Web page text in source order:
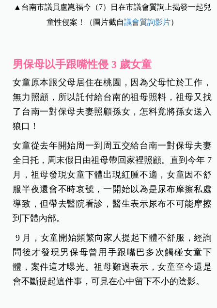
▲台南市議員盧崑福今（7）日在市議會質詢上揭發一起兒
童性侵案！（圖片截自議會質詢影片）
男保母以手跟嘴性侵 3 歲女童
女童原本跟父母居住在桃園，因為父母忙於工作，
無力照顧，所以託付給台南的祖母照料，祖母又找
了台南一對保母夫妻照顧孫女，怎料竟將孫女送入
狼口！
女童從去年開始周一到周五交給台南一對保母夫妻
全日托，周末假日由祖母帶回家裡照顧。直到今年 7
月，祖母發現女童下體出現紅腫不適，女童因不舒
服半夜還會不時哀號，一開始以為是尿布摩擦私處
導致，但帶去醫院看診，醫生表示尿布不可能摩擦
到下體內部。
9 月，女童開始頻繁向家人提起下體不舒服，經詢
問後才發現男保母曾用手跟嘴巴多次觸碰女童下
體，案件這才曝光。祖母難過表示，女童至今還是
會不斷提起這件事，可見在心中留下不小的陰影。